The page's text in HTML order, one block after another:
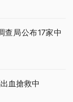
查局公布17家中
血搶救中